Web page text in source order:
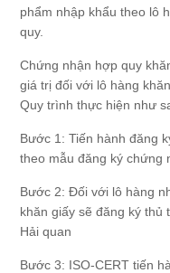
phẩm nhập khẩu theo lô
quy.
Chứng nhận hợp quy
giá trị đối với lô hàng
Quy trình thực hiện như
Bước 1: Tiến hành đăng
theo mẫu đăng ký chứng
Bước 2: Đối với lô hàng
khăn giấy sẽ đăng ký
Hải quan
Bước 3: ISO-CERT tiến